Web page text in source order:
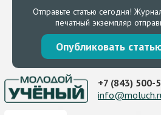
Отправьте статью сегодня!
печатный экземпляр
Опубликовать
+7 (843) 500-